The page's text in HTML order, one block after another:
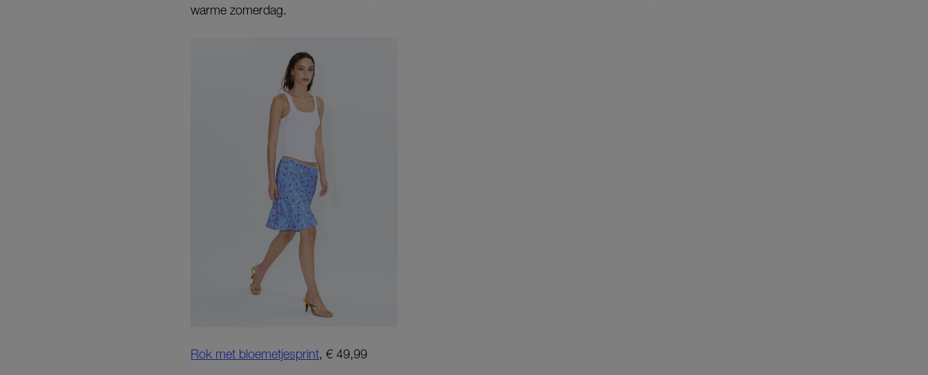
warme zomerdag.
Rok met bloemetjesprint, € 49,99